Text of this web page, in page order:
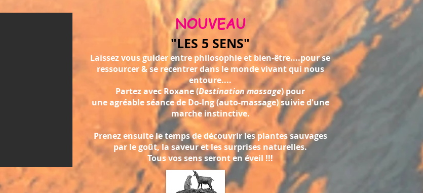
NOUVEAU
"LES 5 SENS"
Laissez vous guider entre philosophieet bien-être....pour se
ressourcer & se recentrerdans le monde vivant qui nous
entoure....
Partez avec Roxane (Destination massage) pour
une agréable séance de Do-Ing (auto-massage) suivie d'une
marche instinctive.
Prenez ensuite le temps de découvrir les plantes sauvages
par le goût, la saveur et les surprises naturelles.
Tous vos sens seront en éveil !!!